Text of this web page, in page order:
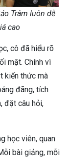
Trâm luôn dễ
cao
cô đã hiểu rõ
mặt. Chính vì
kiến thức mà
đãng, tích
đặt câu hỏi,
học viên, quan
bài giảng, mỗi